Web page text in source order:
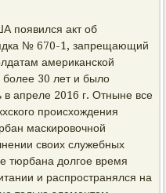
появился акт об
№ 670-1, запрещающий
американской
более 30 лет и было
апреле 2016 г. Отныне все
происхождения
маскировочной
своих служебных
тюрбана долгое время
и распространялся на